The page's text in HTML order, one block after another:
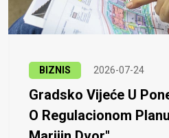
BIZNIS 2026-07-24
Gradsko Vijeće U
O Regulacionom